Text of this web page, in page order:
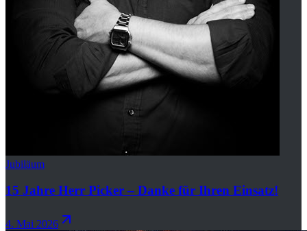
Jubiläum
15 Jahre Herr Picker – Danke für Ihren Einsatz!
4. Mai 2026